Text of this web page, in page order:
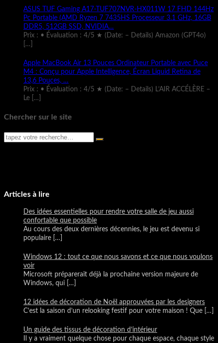
ASUS TUF Gaming A17-TUF707NVR-HX011W 17 FHD 144Hz
Pc Portable (AMD Ryzen 7 7435HS Processeur 3.1 GHz, 16GB
DDR5, 512GB SSD, NVIDIA…
Prix : • Évaluation : 4/5 ★ (Date: – Details) Amazon (GPT4o)
[…]
Apple MacBook Air 13 Pouces Ordinateur Portable avec Puce
M4 : Conçu pour Apple Intelligence, Écran Liquid Retina de
13,6 Pouces, …
Prix : • Évaluation : 4/5 ★ (Date: – Details) L’AIR ACCÉLÈRE –
Le
[…]
Chercher sur le site
Articles à lire
Des idées essentielles pour rendre votre salle de jeu aussi
confortable que possible
Au cours des deux dernières décennies, le jeu est devenu si
populaire
[…]
Windows 12 : tout ce que nous savons et ce que nous voulons
voir
Microsoft préparerait déjà la prochaine version majeure de
Windows, qui
[…]
12 idées de décoration de Noël approuvées par les designers
C’est la saison d’un relooking festif pour votre maison ! Que
[…]
Un guide des tissus de décoration d’intérieur
Il y a vraiment quelque chose pour chaque espace, chaque style